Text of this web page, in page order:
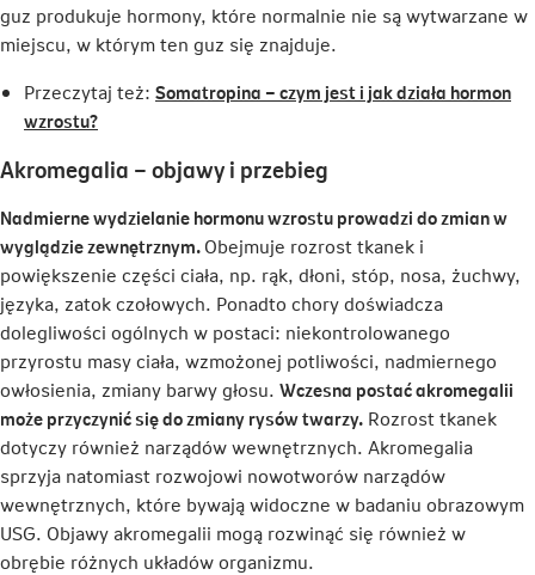
guz produkuje hormony, które normalnie nie są wytwarzane w
miejscu, w którym ten guz się znajduje.
Przeczytaj też: Somatropina – czym jest i jak działa hormon
wzrostu?Link
się
nowej
karcie
Akromegalia – objawy i przebieg
Nadmierne wydzielanie hormonu wzrostu prowadzi do zmian w
wyglądzie zewnętrznym.Obejmuje rozrost tkanek i
powiększenie części ciała, np. rąk, dłoni, stóp, nosa, żuchwy,
języka, zatok czołowych. Ponadto chory doświadcza
dolegliwości ogólnych w postaci: niekontrolowanego
przyrostu masy ciała, wzmożonej potliwości, nadmiernego
owłosienia, zmiany barwy głosu. Wczesna postać akromegalii
może przyczynić się do zmiany rysów twarzy. Rozrost tkanek
dotyczy również narządów wewnętrznych. Akromegalia
sprzyja natomiast rozwojowi nowotworów narządów
wewnętrznych, które bywają widoczne w badaniu obrazowym
USG. Objawy akromegalii mogą rozwinąć się również w
obrębie różnych układów organizmu.